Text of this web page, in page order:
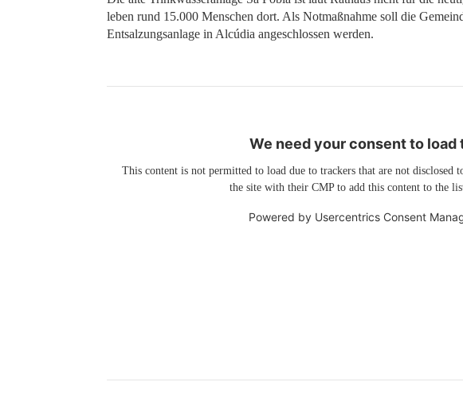
leben rund 15.000 Menschen dort. Als Notmaßnahme soll die
Entsalzungsanlage in Alcúdia angeschlossen werden.
We need your consent to load
This content is not permitted to load due to trackers that are not disclosed
the site with their CMP to add this content to the
Powered by Usercentrics Consent